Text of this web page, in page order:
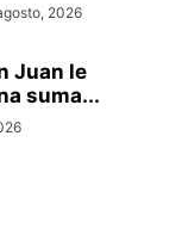
2026
Juan le
suma...